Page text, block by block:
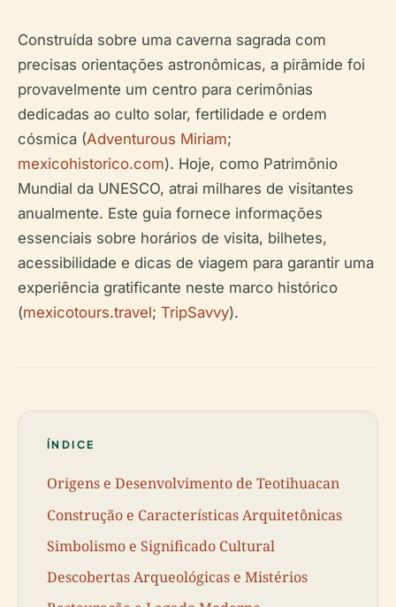
Construída sobre uma caverna sagrada com
precisas orientações astronômicas, a pirâmide foi
provavelmente um centro para cerimônias
dedicadas ao culto solar, fertilidade e ordem
cósmica (Adventurous Miriam;
mexicohistorico.com). Hoje, como Patrimônio
Mundial da UNESCO, atrai milhares de visitantes
anualmente. Este guia fornece informações
essenciais sobre horários de visita, bilhetes,
acessibilidade e dicas de viagem para garantir uma
experiência gratificante neste marco histórico
(mexicotours.travel; TripSavvy).
ÍNDICE
Origens e Desenvolvimento de Teotihuacan
Construção e Características Arquitetônicas
Simbolismo e Significado Cultural
Descobertas Arqueológicas e Mistérios